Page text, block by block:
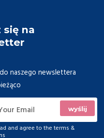
się na
naszego newslettera
and agree to theterms &